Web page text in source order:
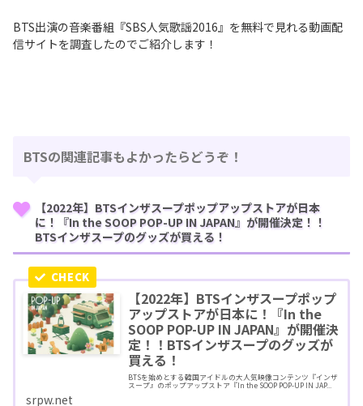
BTS出演の音楽番組『SBS人気歌謡2016』を無料で見れる動画配
信サイトを調査したのでご紹介します！
BTSの関連記事もよかったらどうぞ！
【2022年】BTSインザスープポップアップストアが日本
に！『In the SOOP POP-UP IN JAPAN』が開催決定！！
BTSインザスープのグッズが買える！
【2022年】BTSインザスープポップ
アップストアが日本に！『In the
SOOP POP-UP IN JAPAN』が開催決
定！！BTSインザスープのグッズが
買える！
BTSを始めとする韓国アイドルの大人気映像コンテンツ『インザ
スープ』のポップアップストア『In the SOOP POP-UP IN JAP...
srpw.net